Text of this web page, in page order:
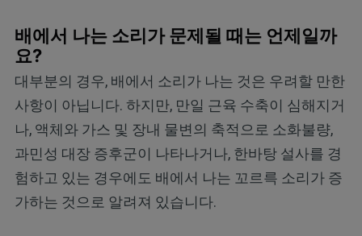
배에서 나는 소리가 문제될 때는 언제일까
요?
대부분의 경우, 배에서 소리가 나는 것은 우려할 만한
사항이 아닙니다. 하지만, 만일 근육 수축이 심해지거
나, 액체와 가스 및 장내 물변의 축적으로 소화불량,
과민성 대장 증후군이 나타나거나, 한바탕 설사를 경
험하고 있는 경우에도 배에서 나는 꼬르륵 소리가 증
가하는 것으로 알려져 있습니다.